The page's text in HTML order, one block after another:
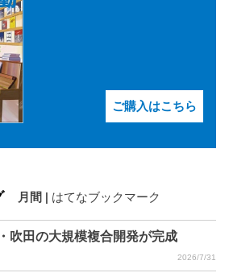
ご購入はこちら
月間 | はてなブックマーク
吹田の大規模複合開発が完成
2026/7/31